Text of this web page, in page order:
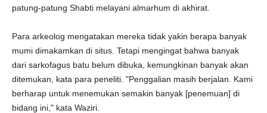
patung-patung Shabti melayani almarhum di akhirat.
Para arkeolog mengatakan mereka tidak yakin berapa banyak
mumi dimakamkan di situs. Tetapi mengingat bahwa banyak
dari sarkofagus batu belum dibuka, kemungkinan banyak akan
ditemukan, kata para peneliti. "Penggalian masih berjalan. Kami
berharap untuk menemukan semakin banyak [penemuan] di
bidang ini," kata Waziri.